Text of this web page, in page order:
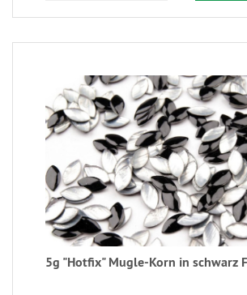
5g "Hotfix" Mugle-Korn in schwarz